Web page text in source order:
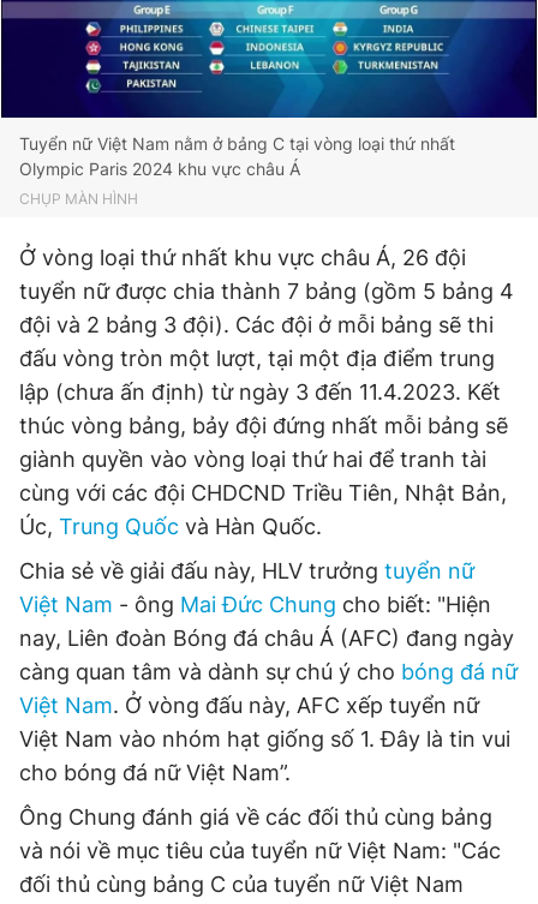
Đọc Thanh Niên trên điện thoại
Theo dõi báo trên
Hotline
0906 645 777
Liên hệ quảng cáo
0908 780 404
Đặt báo Quảng cáo RSS Tòa soạn Chính sách bảo
Tổng biên tập: Nguyễn Ngọc Toàn
Phó tổng biên tập thường trực: Hải Thành
Phó tổng biên tập: Lâm Hiếu Dũng
Phó tổng biên tập: Trần Việt Hưng
Tổng thư ký tòa soạn: Đức Trung
Giấy phép xuất bản số 110/GP - BTTTT cấp ngày 24.3.2020
© 2003-2026 Bản quyền thuộc về Báo Thanh Niên. Cấm sao
chép dưới mọi hình thức nếu không có sự chấp thuận bằng văn
bản. Phát triển bởi ePi Technologies, JSC.
Tuyển nữ Việt Nam nằm ở bảng C tại vòng loại thứ nhất
Olympic Paris 2024 khu vực châu Á
CHỤP MÀN HÌNH
Ở vòng loại thứ nhất khu vực châu Á, 26 đội
tuyển nữ được chia thành 7 bảng (gồm 5 bảng 4
đội và 2 bảng 3 đội). Các đội ở mỗi bảng sẽ thi
đấu vòng tròn một lượt, tại một địa điểm trung
lập (chưa ấn định) từ ngày 3 đến 11.4.2023. Kết
thúc vòng bảng, bảy đội đứng nhất mỗi bảng sẽ
giành quyền vào vòng loại thứ hai để tranh tài
cùng với các đội CHDCND Triều Tiên, Nhật Bản,
Úc, Trung Quốc và Hàn Quốc.
Chia sẻ về giải đấu này, HLV trưởng tuyển nữ
Việt Nam - ông Mai Đức Chung cho biết: "Hiện
nay, Liên đoàn Bóng đá châu Á (AFC) đang ngày
càng quan tâm và dành sự chú ý cho bóng đá nữ
Việt Nam. Ở vòng đấu này, AFC xếp tuyển nữ
Việt Nam vào nhóm hạt giống số 1. Đây là tin vui
cho bóng đá nữ Việt Nam”.
Ông Chung đánh giá về các đối thủ cùng bảng
và nói về mục tiêu của tuyển nữ Việt Nam: "Các
đối thủ cùng bảng C của tuyển nữ Việt Nam